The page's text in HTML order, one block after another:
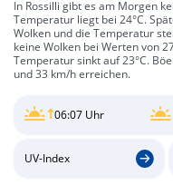
In Rossilli gibt es am Morgen
Temperatur liegt bei 24°C.
Wolken und die Temperatur
keine Wolken bei Werten von
Temperatur sinkt auf 23°C.
und 33 km/h erreichen.
06:07 Uhr
UV-Index